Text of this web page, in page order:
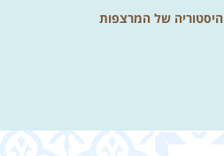
היסטוריה של המרצפות